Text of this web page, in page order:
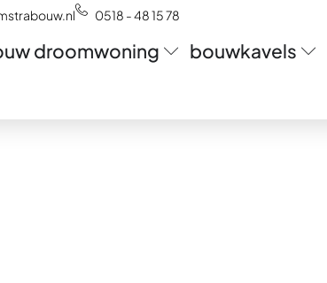
0518 - 48 15 78
droomwoning bouwkavels